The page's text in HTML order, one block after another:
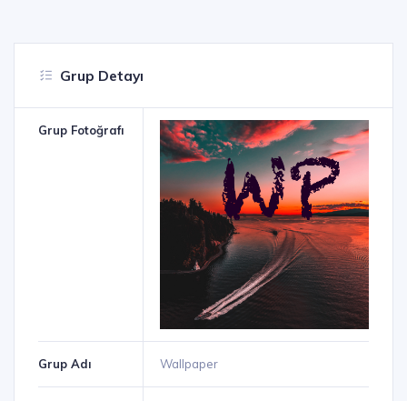
Grup Detayı
Grup Fotoğrafı
Grup Adı Wallpaper